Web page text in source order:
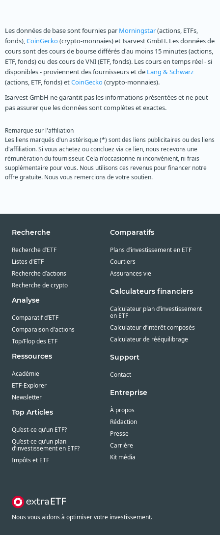
Les données de base sont fournies par Morningstar(actions, ETFs,
fonds),CoinGecko(crypto-monnaies) et Isarvest GmbH. Les données de
cours sont des cours de bourse différés d'au moins 15 minutes (actions,
ETF, fonds) ou des cours de VNI (ETF, fonds). Les cours en temps réel - si
disponibles - proviennent des fournisseurs et de Lang & Schwarz
(actions, ETF, fonds) etCoinGecko(crypto-monnaies).
Isarvest GmbH ne garantit pas les informations présentées et ne peut
pas assurer que les données sont complètes et exactes.
Remarque sur l'affiliation
Les liens marqués d'un astérisque (*) sont des liens publicitaires ou des liens
d'affiliation. Si vous achetez ou concluez via ce lien, nous recevons une
rémunération du fournisseur. Cela n'occasionne ni inconvénient, ni frais
supplémentaire pour vous. Nous utilisons ces revenus pour financer notre
offre gratuite. Nous vous remercions de votre soutien.
Recherche
Recherche d’ETF
Listes d'ETF
Recherche d’actions
Recherche de crypto
Analyse
Comparatif d’ETF
Comparaison d'actions
Top/Flop des ETF
Ressources
Académie
ETF-Explorer
Newsletter
Top Articles
Qu’est-ce qu’un ETF?
Qu’est-ce qu’un plan
d’investissement en ETF?
Impôts et ETF
Comparatifs
Plans d’investissement en ETF
Courtiers
Assurances vie
Calculateurs financiers
Calculateur plan d’investissement
en ETF
Calculateur d’intérêt composés
Calculateur de rééquilibrage
Support
Contact
Entreprise
À propos
Rédaction
Presse
Carrière
Kit média
Nous vous aidons à optimiser votre investissement.